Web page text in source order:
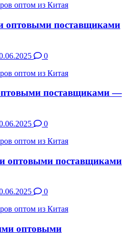
оптом из Китая
оптовыми поставщиками
0
оптом из Китая
поставщиками —
0
оптом из Китая
оптовыми поставщиками
0
оптом из Китая
оптовыми